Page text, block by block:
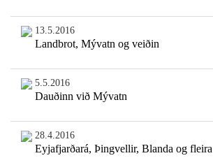
13.5.2016
Landbrot, Mývatn og veiðin
5.5.2016
Dauðinn við Mývatn
28.4.2016
Eyjafjarðará, Þingvellir, Blanda og fleira